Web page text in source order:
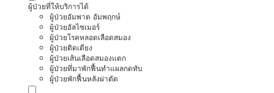
ผู้ป่วยที่ให้บริการได้
ผู้ป่วยอัมพาต อัมพฤกษ์
ผู้ป่วยอัลไซเมอร์
ผู้ป่วยโรคหลอดเลือดสมอง
ผู้ป่วยติดเตียง
ผู้ป่วยเส้นเลือดสมองแตก
ผู้ป่วยที่มาพักฟื้นทำแผลกดทับ
ผู้ป่วยพักฟื้นหลังผ่าตัด